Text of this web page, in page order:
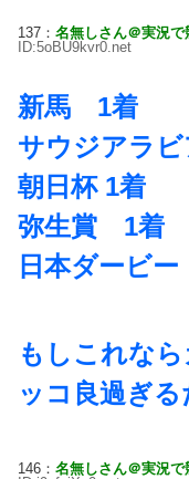
137： 名無しさん＠実況で
ID:5oBU9kvr0.net
新馬 1着
サウジアラ
朝日杯 1着
弥生賞 1着
日本ダービ
もしこれなら
ッコ良過ぎる
146： 名無しさん＠実況で